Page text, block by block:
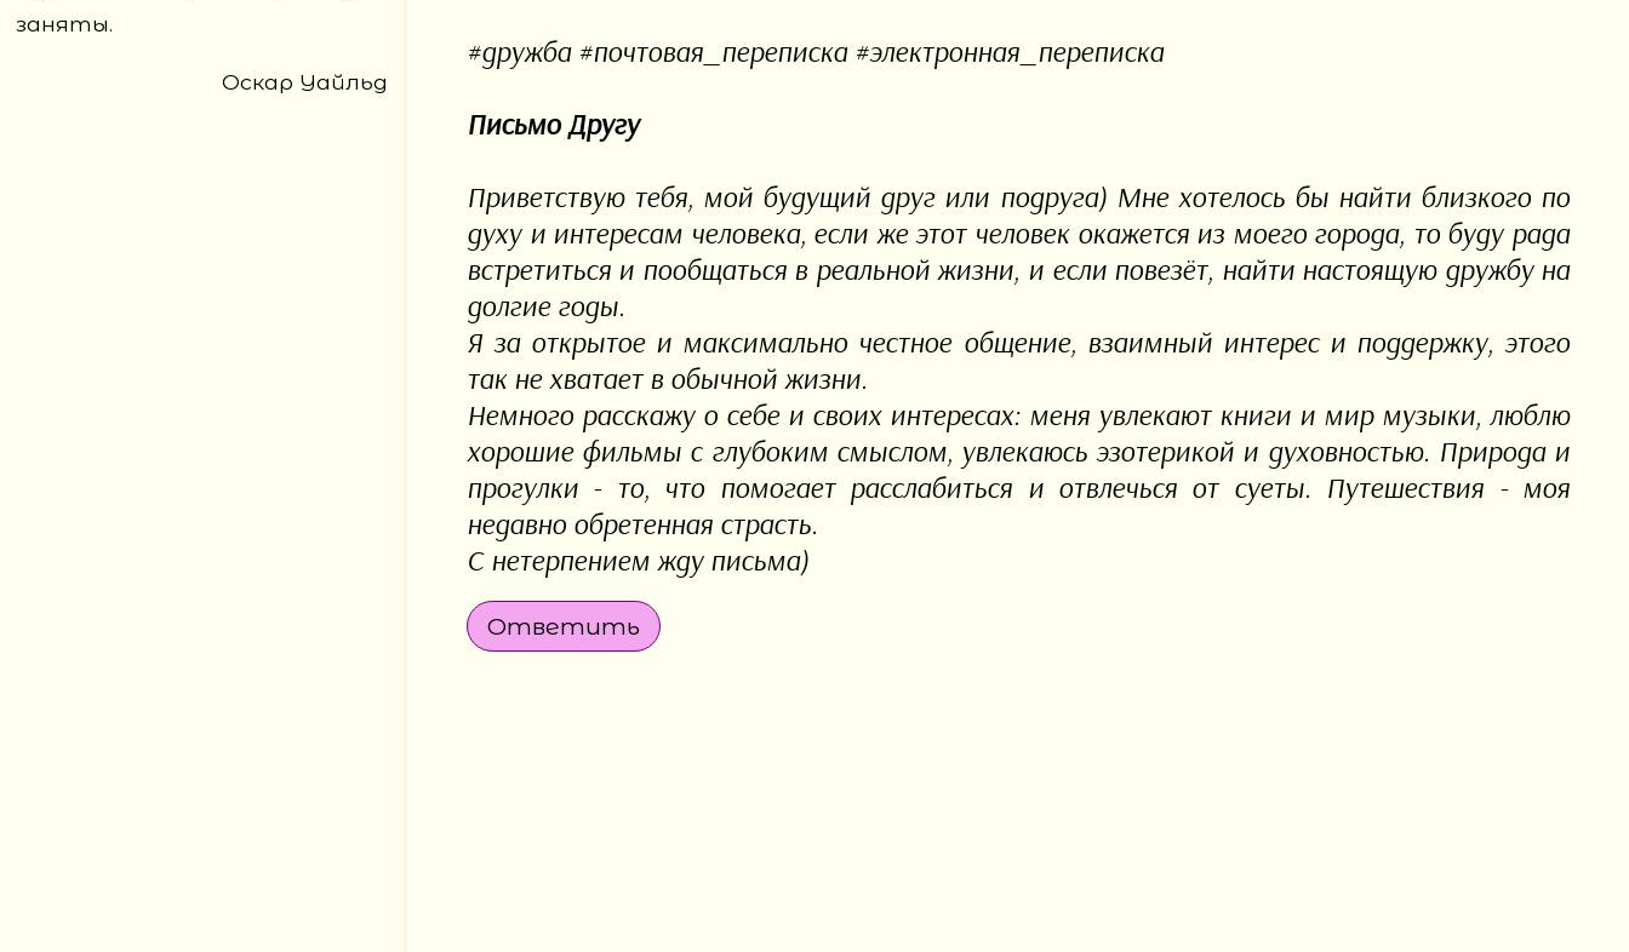
заняты.
Оскар Уайльд
#дружба #почтовая_переписка #электронная_переписка
Письмо Другу
Приветствую тебя, мой будущий друг или подруга) Мне хотелось бы найти близкого по
духу и интересам человека, если же этот человек окажется из моего города, то буду рада
встретиться и пообщаться в реальной жизни, и если повезёт, найти настоящую дружбу на
долгие годы.
Я за открытое и максимально честное общение, взаимный интерес и поддержку, этого
так не хватает в обычной жизни.
Немного расскажу о себе и своих интересах: меня увлекают книги и мир музыки, люблю
хорошие фильмы с глубоким смыслом, увлекаюсь эзотерикой и духовностью. Природа и
прогулки - то, что помогает расслабиться и отвлечься от суеты. Путешествия - моя
недавно обретенная страсть.
С нетерпением жду письма)